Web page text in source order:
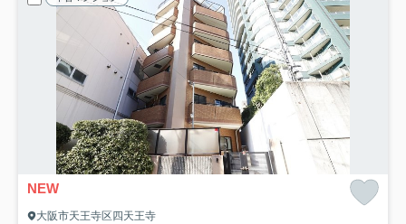
NEW
大阪市天王寺区四天王寺